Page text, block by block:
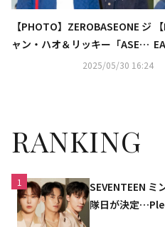
【PHOTO】ZEROBASEONE ジ
ャン・ハオ＆リッキー「ASEA 2
025」を終えて韓国に到着
2025/05/30 16:24
RANKING
1
SEVENTEEN ミ
隊日が決定